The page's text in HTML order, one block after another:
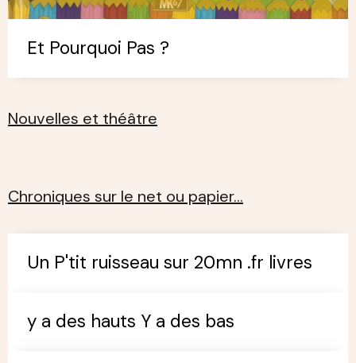
Et Pourquoi Pas ?
Nouvelles et théâtre
Chroniques sur le net ou papier…
Un P'tit ruisseau sur 20mn .fr livres
y a des hauts Y a des bas